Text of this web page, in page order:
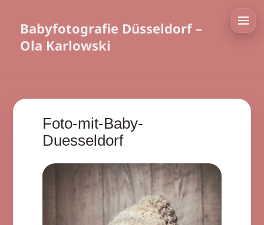
Babyfotografie Düsseldorf –
Ola Karlowski
Foto-mit-Baby-
Duesseldorf